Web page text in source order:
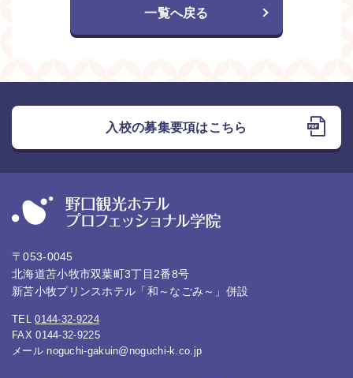
一覧へ戻る
入校の募集要項はこちら
〒053-0045
北海道苫小牧市双葉町3丁目2番8号
新苫小牧プリンスホテル「和～なごみ～」併設
TEL0144-32-9224
FAX 0144-32-9225
メール noguchi-gakuin@noguchi-k.co.jp